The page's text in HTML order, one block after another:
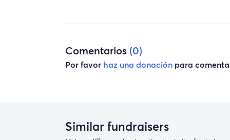
Comentarios (0)
Por favor haz una donación para
Similar fundraisers